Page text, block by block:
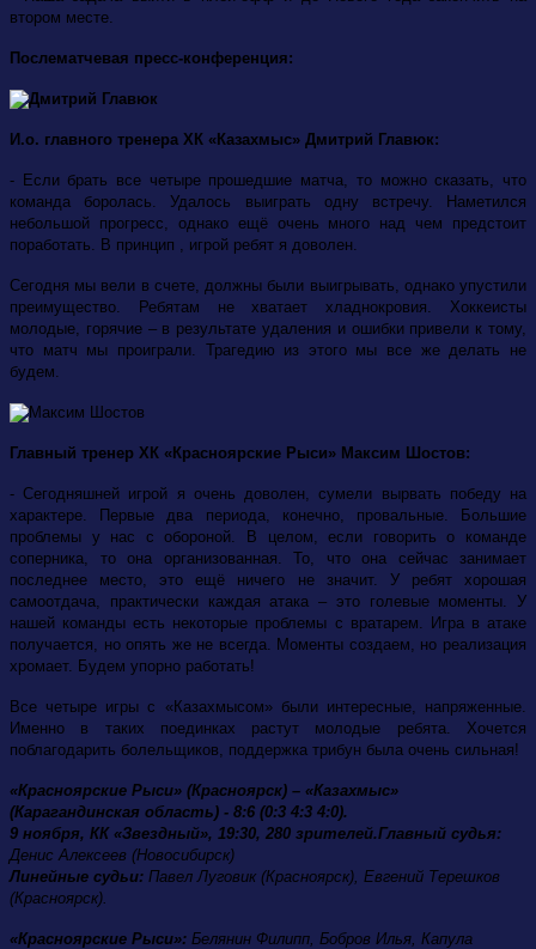
втором месте.
Послематчевая пресс-конференция:
И.о. главного тренера ХК «Казахмыс» Дмитрий Главюк:
- Если брать все четыре прошедшие матча, то можно сказать, что
команда боролась. Удалось выиграть одну встречу. Наметился
небольшой прогресс, однако ещё очень много над чем предстоит
поработать. В принцип , игрой ребят я доволен.
Сегодня мы вели в счете, должны были выигрывать, однако упустили
преимущество. Ребятам не хватает хладнокровия. Хоккеисты
молодые, горячие – в результате удаления и ошибки привели к тому,
что матч мы проиграли. Трагедию из этого мы все же делать не
будем.
Главный тренер ХК «Красноярские Рыси» Максим Шостов:
- Сегодняшней игрой я очень доволен, сумели вырвать победу на
характере. Первые два периода, конечно, провальные. Большие
проблемы у нас с обороной. В целом, если говорить о команде
соперника, то она организованная. То, что она сейчас занимает
последнее место, это ещё ничего не значит. У ребят хорошая
самоотдача, практически каждая атака – это голевые моменты. У
нашей команды есть некоторые проблемы с вратарем. Игра в атаке
получается, но опять же не всегда. Моменты создаем, но реализация
хромает. Будем упорно работать!
Все четыре игры с «Казахмысом» были интересные, напряженные.
Именно в таких поединках растут молодые ребята. Хочется
поблагодарить болельщиков, поддержка трибун была очень сильная!
«Красноярские Рыси» (Красноярск) – «Казахмыс»
(Карагандинская область) - 8:6 (0:3 4:3 4:0).
9 ноября, КК «Звездный», 19:30, 280 зрителей.Главный судья:
Денис Алексеев (Новосибирск)
Линейные судьи: Павел Луговик (Красноярск), Евгений Терешков
(Красноярск).
«Красноярские Рыси»: Белянин Филипп, Бобров Илья, Капула